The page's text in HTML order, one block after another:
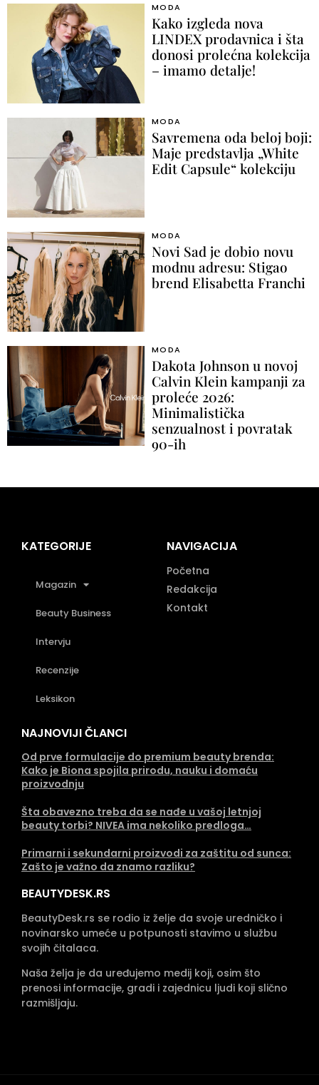
MODA
Kako izgleda nova
LINDEX prodavnica i šta
donosi prolećna kolekcija
– imamo detalje!
MODA
Savremena oda beloj boji:
Maje predstavlja „White
Edit Capsule“ kolekciju
MODA
Novi Sad je dobio novu
modnu adresu: Stigao
brend Elisabetta Franchi
MODA
Dakota Johnson u novoj
Calvin Klein kampanji za
proleće 2026:
Minimalistička
senzualnost i povratak
90-ih
KATEGORIJE
Magazin
Beauty Business
Intervju
Recenzije
Leksikon
NAVIGACIJA
Početna
Redakcija
Kontakt
NAJNOVIJI ČLANCI
Od prve formulacije do premium beauty brenda:
Kako je Biona spojila prirodu, nauku i domaću
proizvodnju
Šta obavezno treba da se nađe u vašoj letnjoj
beauty torbi? NIVEA ima nekoliko predloga…
Primarni i sekundarni proizvodi za zaštitu od sunca:
Zašto je važno da znamo razliku?
BEAUTYDESK.RS
BeautyDesk.rs se rodio iz želje da svoje uredničko i
novinarsko umeće u potpunosti stavimo u službu
svojih čitalaca.
Naša želja je da uređujemo medij koji, osim što
prenosi informacije, gradi i zajednicu ljudi koji slično
razmišljaju.